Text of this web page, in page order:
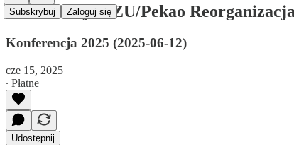
Subskrybuj Zaloguj się
Konferencja PZU/Pekao
Konferencja 2025 (2025-06-12)
cze 15, 2025
∙ Płatne
Udostępnij